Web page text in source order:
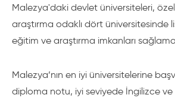
Malezya'daki devlet üniversiteleri,
araştırma odaklı dört üniversitesinde
eğitim ve araştırma imkanları
Malezya’nın en iyi üniversitelerine
diploma notu, iyi seviyede İngilizce